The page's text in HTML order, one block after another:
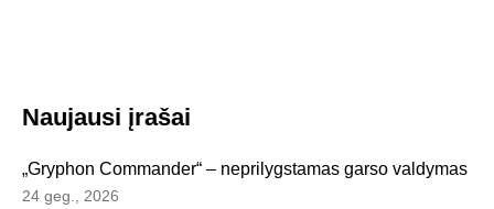
Naujausi įrašai
„Gryphon Commander“ – neprilygstamas garso valdymas
24 geg., 2026